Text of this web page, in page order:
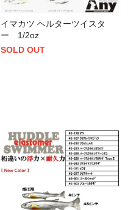
イマカツ ヘルターツイスタ
ー 1/2oz
SOLD OUT